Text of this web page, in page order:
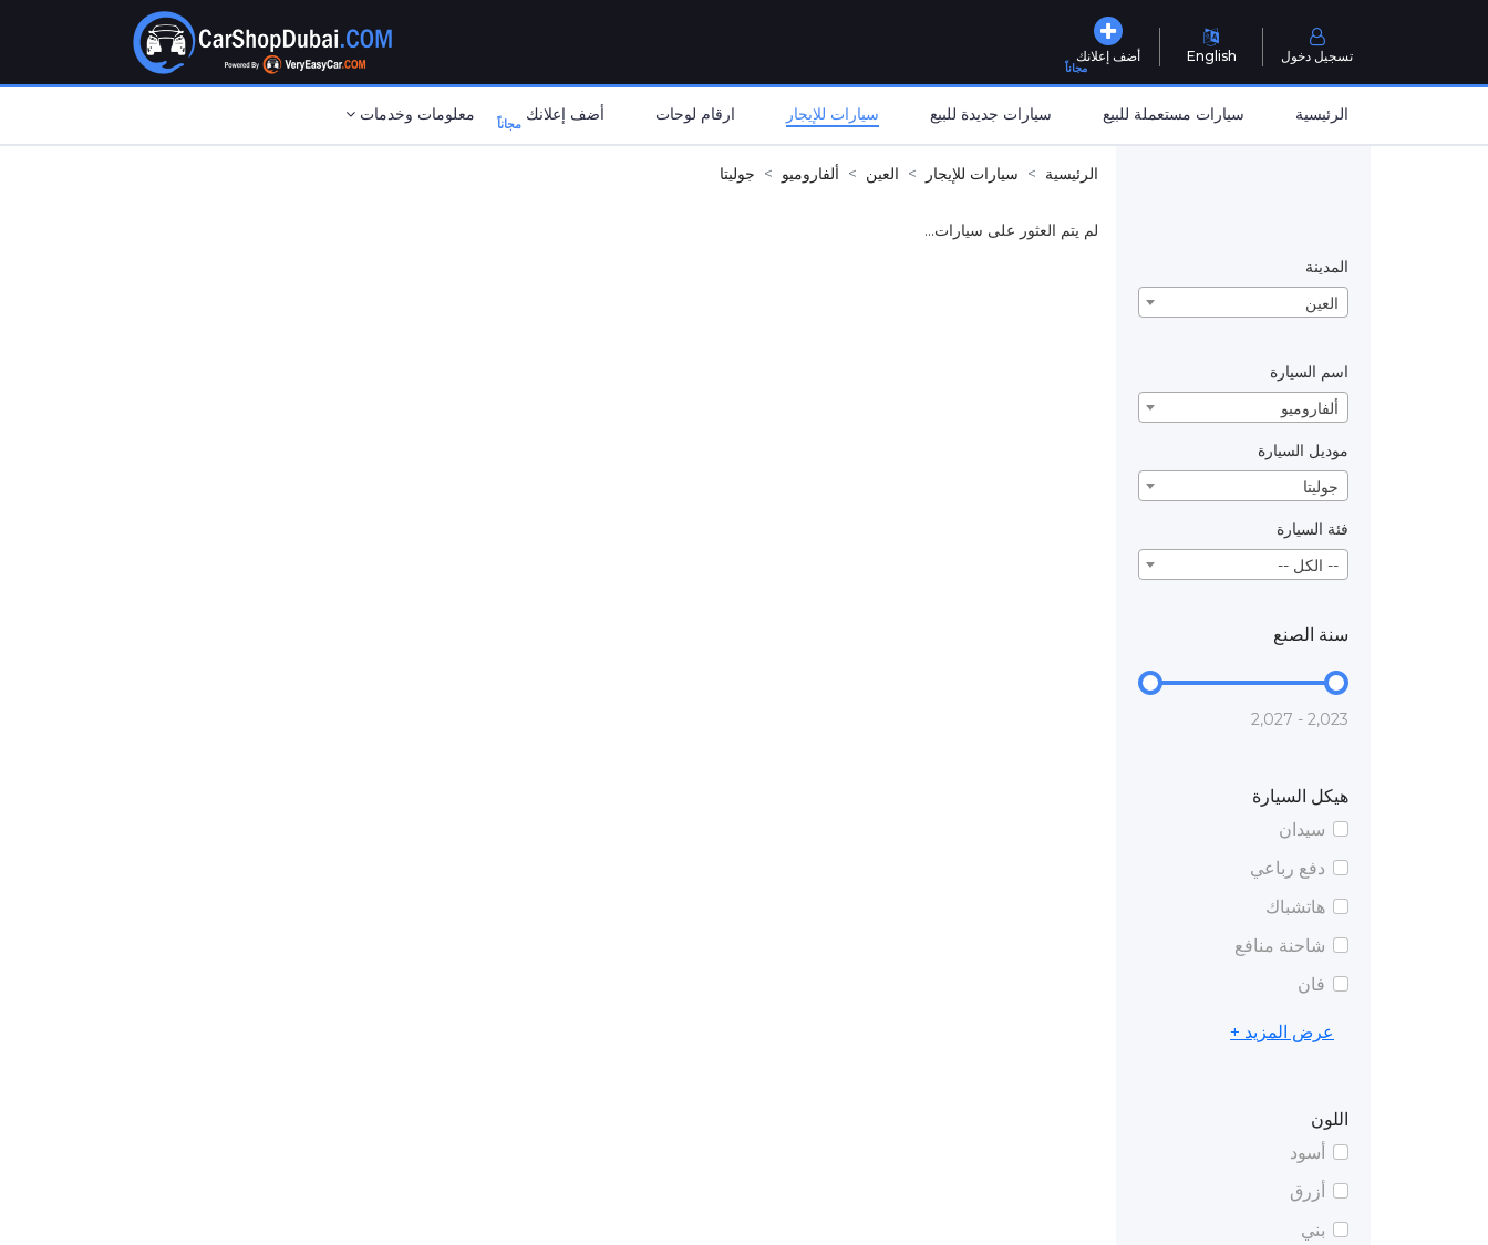
أضف إعلانك
مجاناً
English تسجيل دخول
الرئيسية سيارات مستعملة للبيع سيارات جديدة للبيع سيارات للإيجار ارقام لوحات أضف إعلانك مجاناً معلومات وخدمات
المدينة
العين
اسم السيارة
ألفاروميو
موديل السيارة
جوليتا
فئة السيارة
-- الكل --
سنة الصنع
2,023 - 2,027
هيكل السيارة
سيدان
دفع رباعي
هاتشباك
شاحنة منافع
فان
عرض المزيد +
اللون
أسود
أزرق
بني
الرئيسية سيارات للإيجار العين ألفاروميو جوليتا
لم يتم العثور على سيارات...